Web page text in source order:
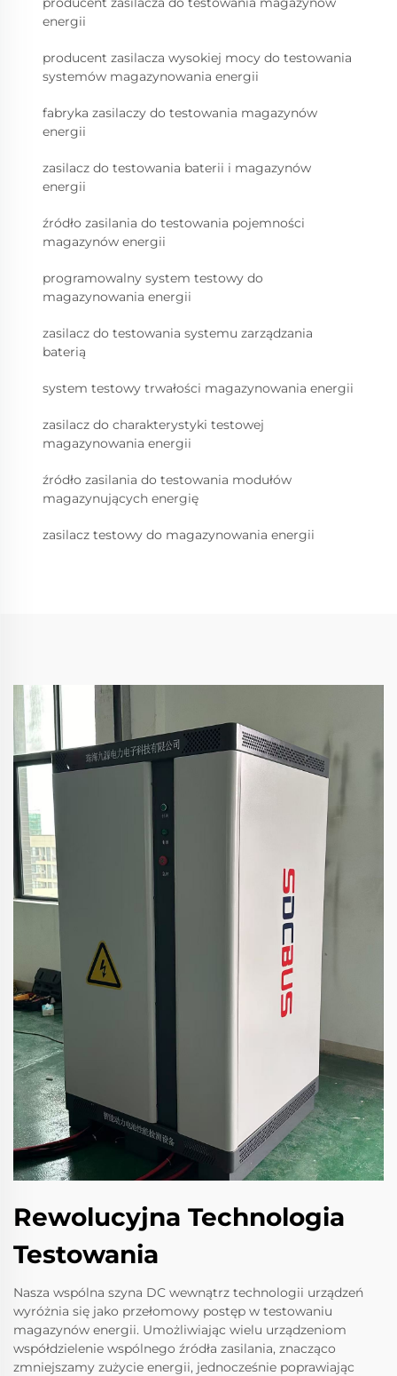
energii
producent zasilacza wysokiej mocy do testowania
systemów magazynowania energii
fabryka zasilaczy do testowania magazynów
energii
zasilacz do testowania baterii i magazynów
energii
źródło zasilania do testowania pojemności
magazynów energii
programowalny system testowy do
magazynowania energii
zasilacz do testowania systemu zarządzania
baterią
system testowy trwałości magazynowania energii
zasilacz do charakterystyki testowej
magazynowania energii
źródło zasilania do testowania modułów
magazynujących energię
zasilacz testowy do magazynowania energii
Rewolucyjna Technologia
Testowania
Nasza wspólna szyna DC wewnątrz technologii urządzeń
wyróżnia się jako przełomowy postęp w testowaniu
magazynów energii. Umożliwiając wielu urządzeniom
współdzielenie wspólnego źródła zasilania, znacząco
zmniejszamy zużycie energii, jednocześnie poprawiając